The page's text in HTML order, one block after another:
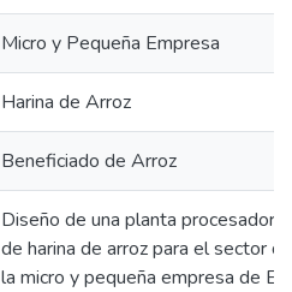
Micro y Pequeña Empresa
Harina de Arroz
Beneficiado de Arroz
Diseño de una planta procesadora
de harina de arroz para el sector de
la micro y pequeña empresa de El